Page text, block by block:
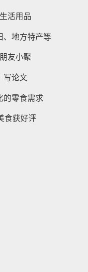
活用品
、地方特产等
友小聚
写论文
的零食需求
食获好评